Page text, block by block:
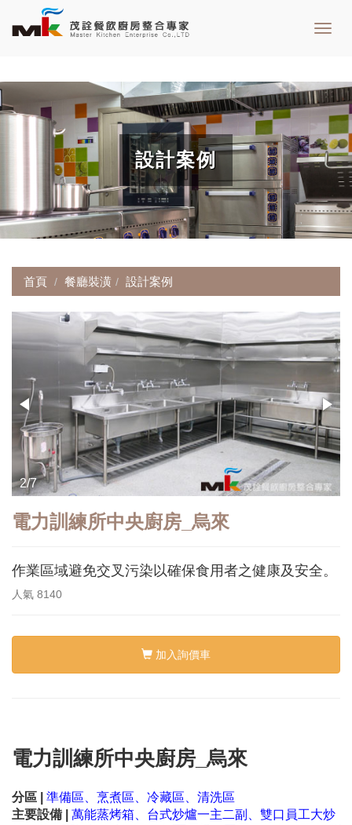
設計案例
首頁 餐廳裝潢 設計案例
3/7
電力訓練所中央廚房_烏來
作業區域避免交叉污染以確保食用者之健康及安全。
人氣 8140
加入詢價車
電力訓練所中央廚房_烏來
分區 | 準備區、 烹煮區、冷藏區、清洗區
主要設備 |
萬能蒸烤箱 台式炒爐一主二副
雙口員工大炒